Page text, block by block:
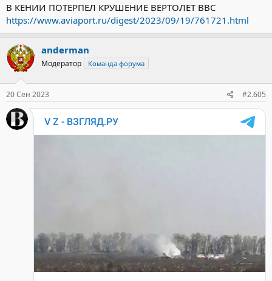
В КЕНИИ ПОТЕРПЕЛ КРУШЕНИЕ ВЕРТОЛЕТ ВВС
https://www.aviaport.ru/digest/2023/09/19/761721.html
anderman
Модератор Команда форума
20 Сен 2023 #2.605